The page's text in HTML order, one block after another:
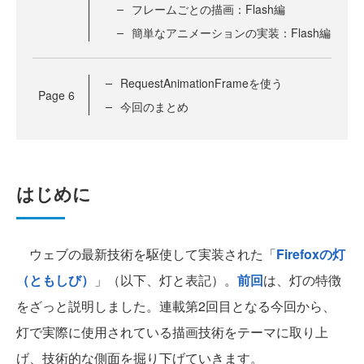
フレームごとの描画：Flash編
簡単なアニメーションの実装：Flash編
Page 6
RequestAnimationFrameを使う
今回のまとめ
はじめに
ウェブの最新技術を駆使して実装された「Firefoxの灯
（ともしび）
」（以下、灯と表記）。 前回は、灯の特徴
をざっと説明しました。連載第2回目となる今回から、
灯で実際に使用されている描画技術をテーマに取り上
げ、技術的な側面を掘り下げていきます。